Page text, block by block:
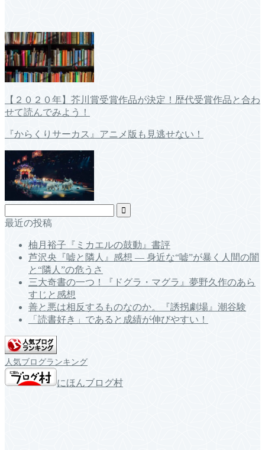
【２０２０年】芥川賞受賞作品が決定！歴代受賞作品と合わ
せて読んでみよう！
『からくりサーカス』アニメ版も見逃せない！
最近の投稿
柚月裕子『ミカエルの鼓動』書評
芦沢央『嘘と隣人』感想 ― 身近な“嘘”が暴く人間の闇
と“隣人”の危うさ
三大奇書の一つ！『ドグラ・マグラ』夢野久作のあら
すじと感想
善と悪は相反するものなのか。『誘拐劇場』潮谷験
「読書好き」であると成績が伸びやすい！
人気ブログランキング
にほんブログ村